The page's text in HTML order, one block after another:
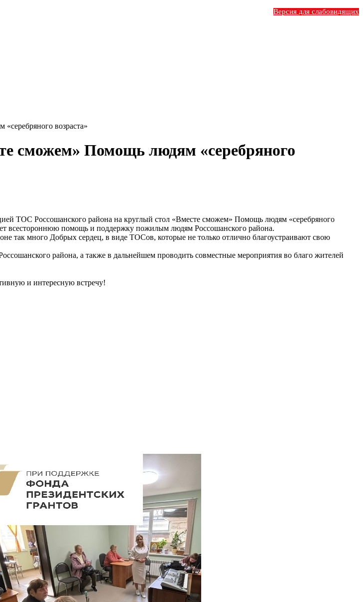
Версия для слабовидящих
возраста»
сможем» Помощь людям «серебряного
ТОС Россошанского района на круглый стол «Вместе сможем» Помощь людям «серебряного
всестороннюю помощь и поддержку пожилым людям Россошанского района.
так много Добрых сердец, в виде ТОСов, которые не только отлично благоустраивают свою
района, а также в дальнейшем проводить совместные мероприятия во благо жителей
и интересную встречу!